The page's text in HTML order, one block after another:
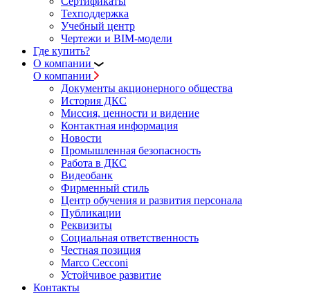
Техподдержка
Учебный центр
Чертежи и BIM-модели
Где купить?
О компании
О компании
Документы акционерного общества
История ДКС
Миссия, ценности и видение
Контактная информация
Новости
Промышленная безопасность
Работа в ДКС
Видеобанк
Фирменный стиль
Центр обучения и развития персонала
Публикации
Реквизиты
Социальная ответственность
Честная позиция
Marco Cecconi
Устойчивое развитие
Контакты